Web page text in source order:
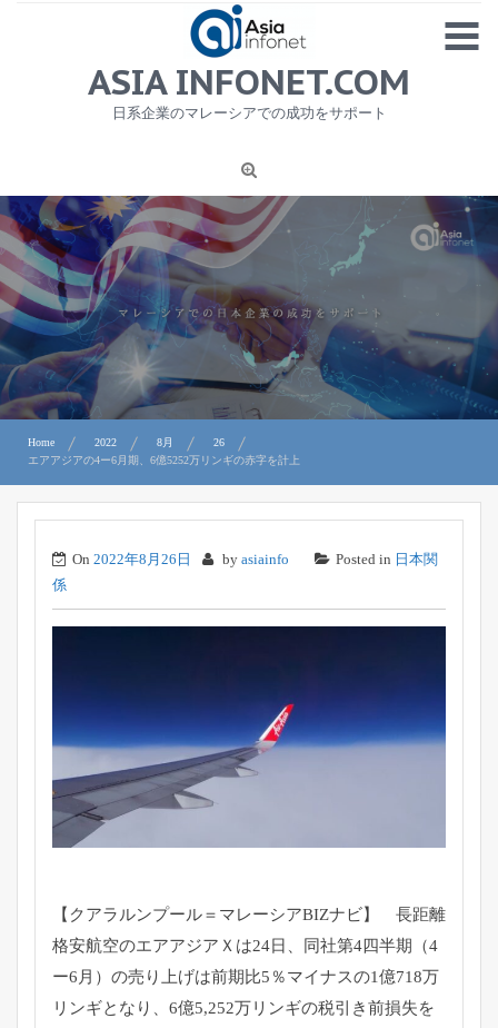
MENU
1
ニュース
労務サービス
プライバシーポリシー及び著作権について
お問合せ
ASIA INFONET.COM
日系企業のマレーシアでの成功をサポート
Home 2022 8月
26
エアアジアの4ー6月期、6億5252万リンギの赤字を計上
On 2022年8月26日 by asiainfo Posted in 日本関
係
【クアラルンプール＝マレーシアBIZナビ】 長距離
格安航空のエアアジアＸは24日、同社第4四半期（4
ー6月）の売り上げは前期比5％マイナスの1億718万
リンギとなり、6億5,252万リンギの税引き前損失を